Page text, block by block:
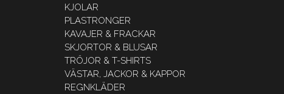
KJOLAR
PLASTRONGER
KAVAJER & FRACKAR
SKJORTOR & BLUSAR
TRÖJOR & T-SHIRTS
VÄSTAR, JACKOR & KAPPOR
REGNKLÄDER